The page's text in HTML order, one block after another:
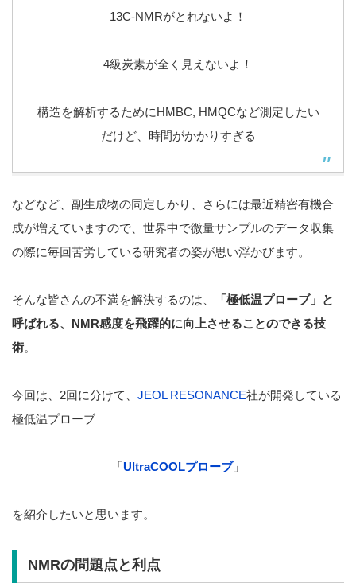
13C-NMRがとれないよ！
4級炭素が全く見えないよ！
構造を解析するためにHMBC, HMQCなど測定したい
だけど、時間がかかりすぎる
などなど、副生成物の同定しかり、さらには最近精密有機合
成が増えていますので、世界中で微量サンプルのデータ収集
の際に毎回苦労している研究者の姿が思い浮かびます。
そんな皆さんの不満を解決するのは、
「極低温プローブ」と
呼ばれる、NMR感度を飛躍的に向上させることのできる技
術。
今回は、2回に分けて、 JEOL RESONANCE社が開発している
極低温プローブ
「UltraCOOLプローブ」
を紹介したいと思います。
NMRの問題点と利点